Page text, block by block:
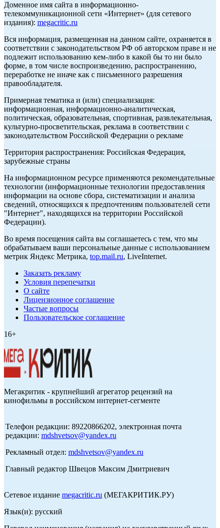
Доменное имя сайта в информационно-
телекоммуникационной сети «Интернет» (для сетевого
издания): megacritic.ru
Вся информация, размещенная на данном сайте, охраняется в
соответствии с законодательством РФ об авторском праве и не
подлежит использованию кем-либо в какой бы то ни было
форме, в том числе воспроизведению, распространению,
переработке не иначе как с письменного разрешения
правообладателя.
Примерная тематика и (или) специализация:
информационная, информационно-аналитическая,
политическая, образовательная, спортивная, развлекательная,
культурно-просветительская, реклама в соответствии с
законодательством Российской Федерации о рекламе
Территория распространения: Российская Федерация,
зарубежные страны
На информационном ресурсе применяются рекомендательные
технологии (информационные технологии предоставления
информации на основе сбора, систематизации и анализа
сведений, относящихся к предпочтениям пользователей сети
"Интернет", находящихся на территории Российской
Федерации).
Во время посещения сайта вы соглашаетесь с тем, что мы
обрабатываем ваши персональные данные с использованием
метрик Яндекс Метрика, top.mail.ru, LiveInternet.
Заказать рекламу
Условия перепечатки
О сайте
Лицензионное соглашение
Частые вопросы
Пользовательское соглашение
16+
Мегакритик - крупнейший агрегатор рецензий на
кинофильмы в российском интернет-сегменте
Телефон редакции: 89220866202, электронная почта
редакции: mdshvetsov@yandex.ru
Рекламный отдел: mdshvetsov@yandex.ru
Главный редактор Швецов Максим Дмитриевич
Сетевое издание megacritic.ru (МЕГАКРИТИК.РУ)
Язык(и): русский